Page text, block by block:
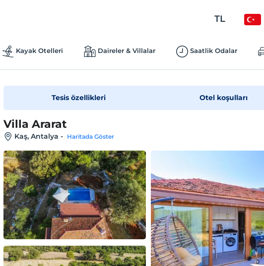
TL
Kayak Otelleri Daireler & Villalar Saatlik Odalar
Tesis özellikleri Otel koşulları
Villa Ararat
Kaş, Antalya - Haritada Göster